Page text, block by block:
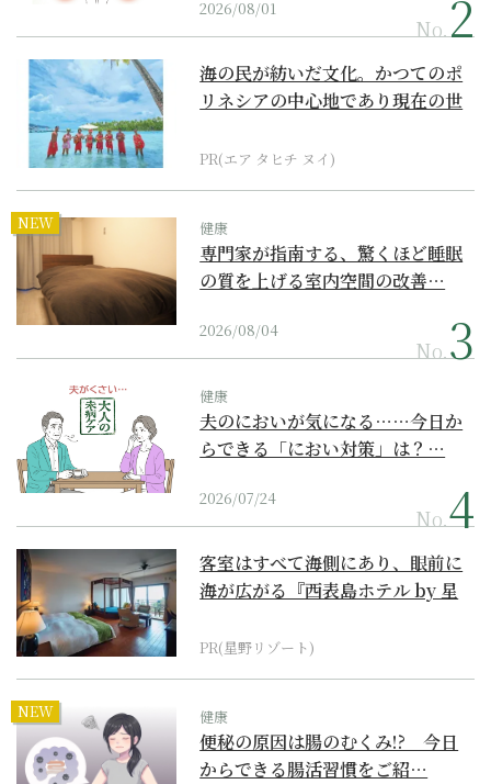
2026/08/01
No.
海の民が紡いだ文化。かつてのポ
リネシアの中心地であり現在の世
PR(エア タヒチ ヌイ)
NEW 健康
専門家が指南する、驚くほど睡眠
の質を上げる室内空間の改善…
2026/08/04
No.
健康
夫のにおいが気になる……今日か
らできる「におい対策」は？…
2026/07/24
No.
客室はすべて海側にあり、眼前に
海が広がる『西表島ホテル by 星
PR(星野リゾート)
NEW 健康
便秘の原因は腸のむくみ!? 今日
からできる腸活習慣をご紹…